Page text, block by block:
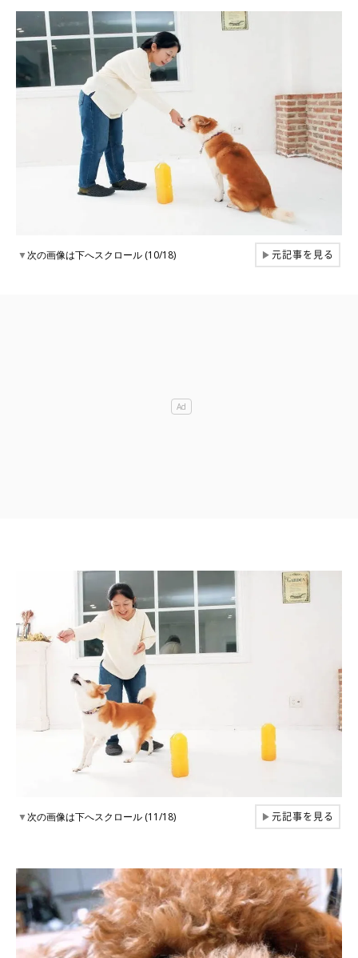
▼次の画像は下へスクロール (10/18) ▶元記事を見る
▼次の画像は下へスクロール (11/18) ▶元記事を見る